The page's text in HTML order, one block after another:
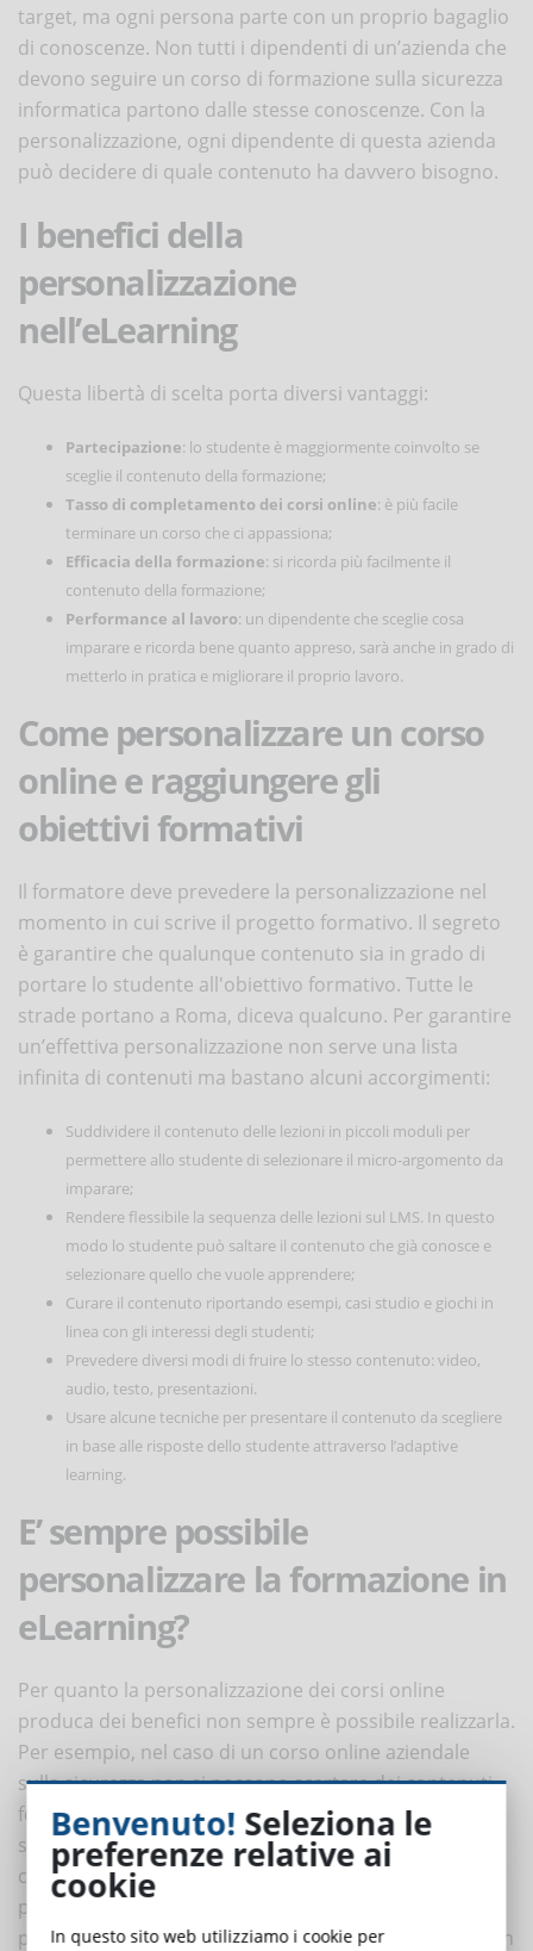
target, ma ogni persona parte con un proprio bagaglio
di conoscenze. Non tutti i dipendenti di un’azienda che
devono seguire un corso di formazione sulla sicurezza
informatica partono dalle stesse conoscenze. Con la
personalizzazione, ogni dipendente di questa azienda
può decidere di quale contenuto ha davvero bisogno.
I benefici della
personalizzazione
nell’eLearning
Questa libertà di scelta porta diversi vantaggi:
Partecipazione: lo studente è maggiormente coinvolto se
sceglie il contenuto della formazione;
Tasso di completamento dei corsi online: è più facile
terminare un corso che ci appassiona;
Efficacia della formazione: si ricorda più facilmente il
contenuto della formazione;
Performance al lavoro: un dipendente che sceglie cosa
imparare e ricorda bene quanto appreso, sarà anche in grado di
metterlo in pratica e migliorare il proprio lavoro.
Come personalizzare un corso
online e raggiungere gli
obiettivi formativi
Il formatore deve prevedere la personalizzazione nel
momento in cui scrive il progetto formativo. Il segreto
è garantire che qualunque contenuto sia in grado di
portare lo studente all'obiettivo formativo. Tutte le
strade portano a Roma, diceva qualcuno. Per garantire
un’effettiva personalizzazione non serve una lista
infinita di contenuti ma bastano alcuni accorgimenti:
Suddividere il contenuto delle lezioni in piccoli moduli per
permettere allo studente di selezionare il micro-argomento da
imparare;
Rendere flessibile la sequenza delle lezioni sul LMS. In questo
modo lo studente può saltare il contenuto che già conosce e
selezionare quello che vuole apprendere;
Curare il contenuto riportando esempi, casi studio e giochi in
linea con gli interessi degli studenti;
Prevedere diversi modi di fruire lo stesso contenuto: video,
audio, testo, presentazioni.
Usare alcune tecniche per presentare il contenuto da scegliere
in base alle risposte dello studente attraverso l’adaptive
learning.
E’ sempre possibile
personalizzare la formazione in
eLearning?
Per quanto la personalizzazione dei corsi online
produca dei benefici non sempre è possibile realizzarla.
Per esempio, nel caso di un corso online aziendale
sulla sicurezza non si possono scartare dei contenuti
formativi, altrimenti non si raggiunge lo standard. Lo
stesso si può dire per i corsi per il rilascio di un
certificato professionale. In questi casi, il formatore
può avere un approccio ibrido alla personalizzazione
prevedendo dei contenuti obbligatori, senza i quali non
Benvenuto! Seleziona le
preferenze relative ai
cookie
In questo sito web utilizziamo i cookie per